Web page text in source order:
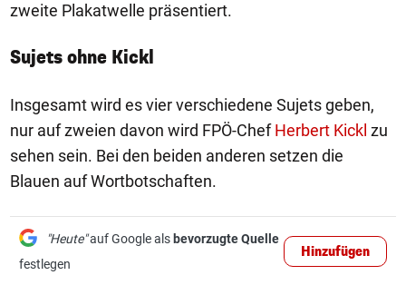
zweite Plakatwelle präsentiert.
Sujets ohne Kickl
Insgesamt wird es vier verschiedene Sujets geben,
nur auf zweien davon wird FPÖ-ChefHerbert Kickl zu
sehen sein. Bei den beiden anderen setzen die
Blauen auf Wortbotschaften.
"Heute"auf Google als bevorzugte Quelle
festlegen
Hinzufügen